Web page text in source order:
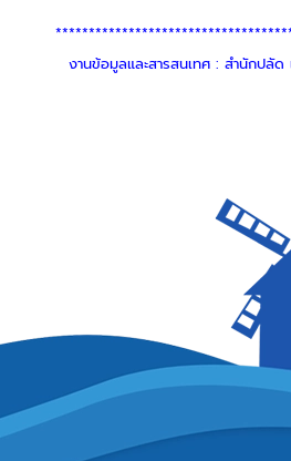
งานข้อมูลและสารสนเทศ : สำนักปลัด